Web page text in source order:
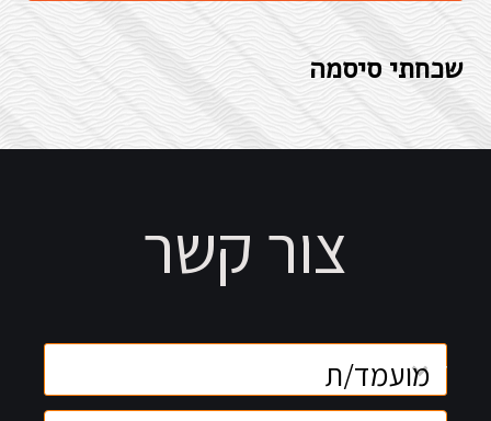
שכחתי סיסמה
צור קשר